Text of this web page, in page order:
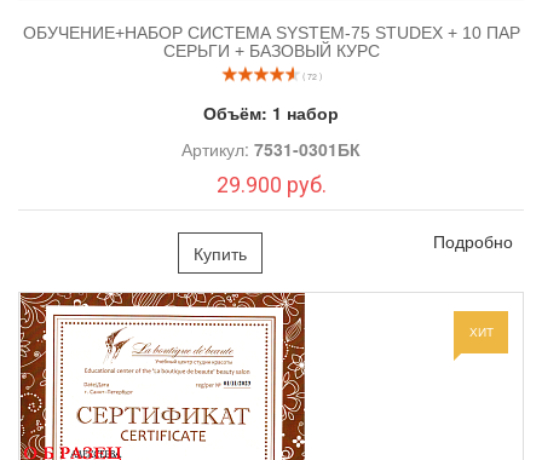
ОБУЧЕНИЕ+НАБОР СИСТЕМА SYSTEM-75 STUDEX + 10 ПАР
СЕРЬГИ + БАЗОВЫЙ КУРС
( 72 )
Объём: 1 набор
Артикул: 7531-0301БК
29.900 руб.
Купить Подробно
ХИТ